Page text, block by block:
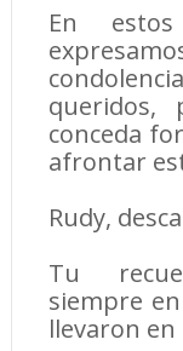
En
queridos,
conceda
afrontar
Rudy,
Tu
siempre
llevaron en